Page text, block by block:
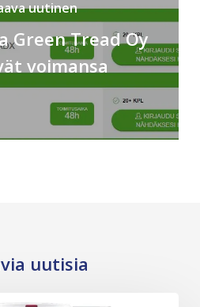
uutinen
Green Tread Oy
voimansa
uutisia